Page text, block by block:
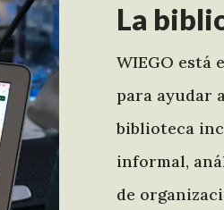
La
WIEGO está
para ayudar
biblioteca
informal,
de